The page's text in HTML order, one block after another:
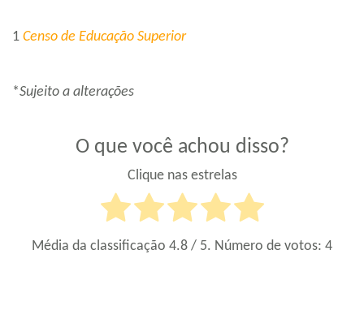
1 Censo de Educação Superior
*Sujeito a alterações
O que você achou disso?
Clique nas estrelas
Média da classificação 4.8 / 5. Número de votos: 4